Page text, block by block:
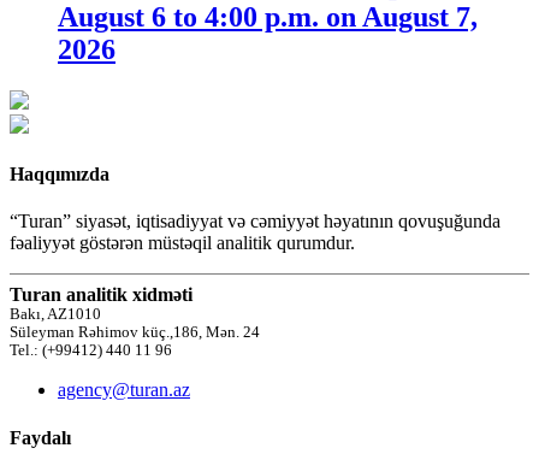
August 6 to 4:00 p.m. on August 7,
2026
Haqqımızda
“Turan” siyasət, iqtisadiyyat və cəmiyyət həyatının qovuşuğunda
fəaliyyət göstərən müstəqil analitik qurumdur.
Turan analitik xidməti
Bakı, AZ1010
Süleyman Rəhimov küç.,186, Mən. 24
Tel.: (+99412) 440 11 96
agency@turan.az
Faydalı